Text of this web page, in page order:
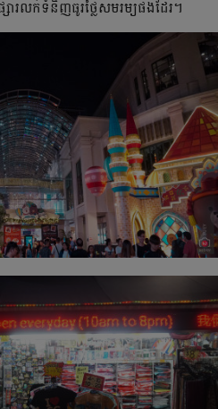
ារ​លក់​ទំនិញ​ធូរ​ថ្លៃ​សម​រម្យ​ផង​ដែរ។